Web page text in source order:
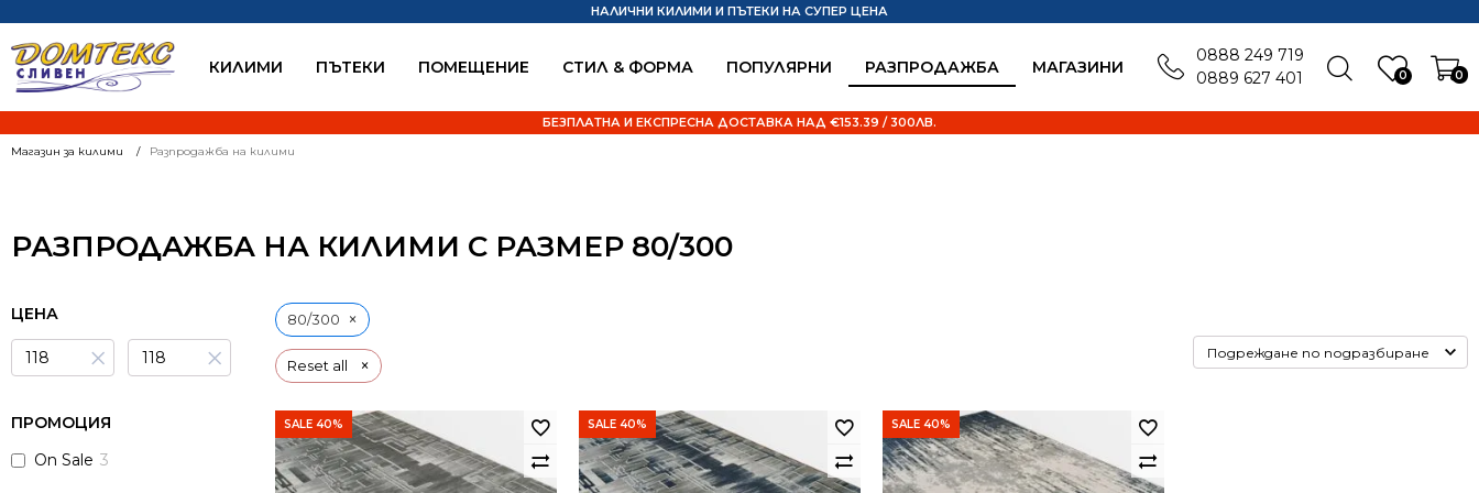
КИЛИМИ ПЪТЕКИ ПОМЕЩЕНИЕ СТИЛ & ФОРМА ПОПУЛЯРНИ РАЗПРОДАЖБА MАГАЗИНИ 0 0
НАЛИЧНИ КИЛИМИ И ПЪТЕКИ НА СУПЕР ЦЕНА
БЕЗПЛАТНА И ЕКСПРЕСНА ДОСТАВКА НАД €153.39 / 300ЛВ.
0888 249 719
0889 627 401
Магазин за килими Разпродажба на килими
РАЗПРОДАЖБА НА КИЛИМИ С РАЗМЕР 80/300
ЦЕНА
× ×
ПРОМОЦИЯ
On Sale 3
Reset all ×
80/300 ×
SALE 40% SALE 40% SALE 40%